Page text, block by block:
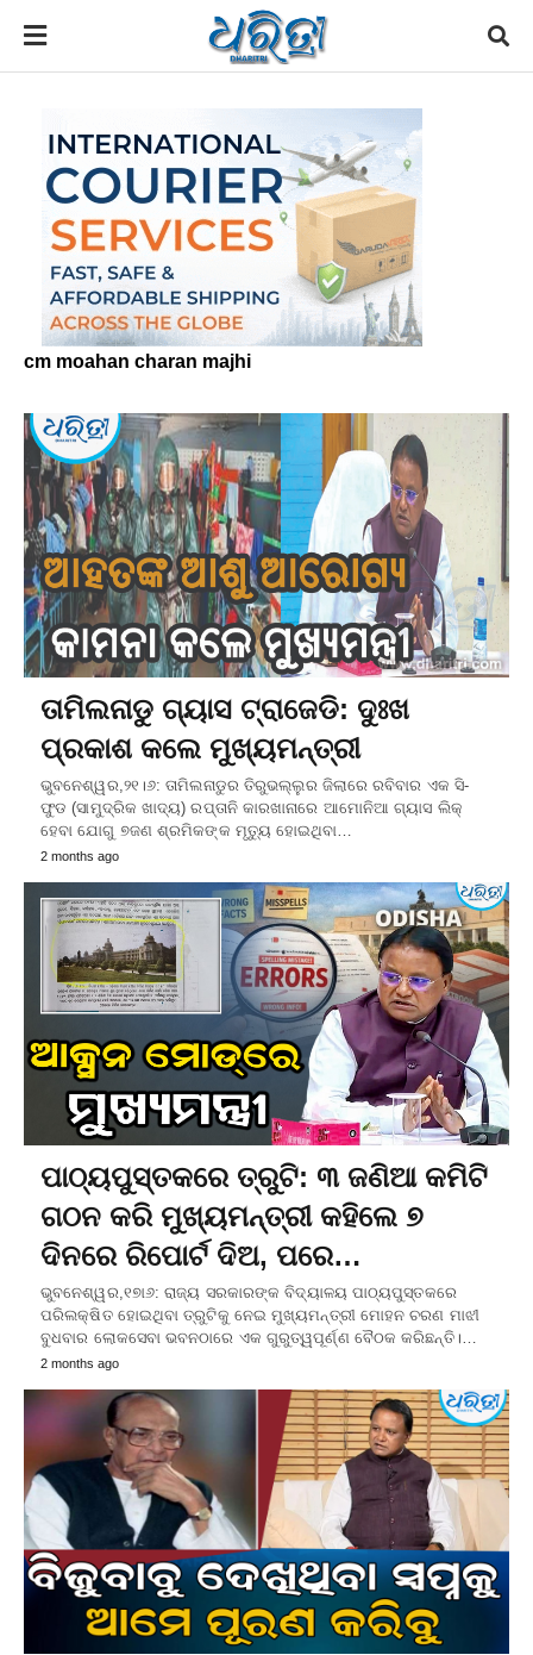
cm moahan charan majhi
ତାମିଲନାଡୁ ଗ୍ୟାସ ଟ୍ରାଜେଡି: ଦୁଃଖ
ପ୍ରକାଶ କଲେ ମୁଖ୍ୟମନ୍ତ୍ରୀ
ଭୁବନେଶ୍ୱର,୨୧।୬: ତାମିଲନାଡୁର ତିରୁଭଲ୍ଲୁର ଜିଲାରେ ରବିବାର ଏକ ସି-
ଫୁଡ (ସାମୁଦ୍ରିକ ଖାଦ୍ୟ) ରପ୍ତାନି କାରଖାନାରେ ଆମୋନିଆ ଗ୍ୟାସ ଲିକ୍‌
ହେବା ଯୋଗୁ ୭ଜଣ ଶ୍ରମିକଙ୍କ ମୃତ୍ୟୁ ହୋଇଥିବା…
2 months ago
ପାଠ୍ୟପୁସ୍ତକରେ ତ୍ରୁଟି: ୩ ଜଣିଆ କମିଟି
ଗଠନ କରି ମୁଖ୍ୟମନ୍ତ୍ରୀ କହିଲେ ୭
ଦିନରେ ରିପୋର୍ଟ ଦିଅ, ପରେ…
ଭୁବନେଶ୍ୱର,୧୭ା୬: ରାଜ୍ୟ ସରକାରଙ୍କ ବିଦ୍ୟାଳୟ ପାଠ୍ୟପୁସ୍ତକରେ
ପରିଲକ୍ଷିତ ହୋଇଥିବା ତ୍ରୁଟିକୁ ନେଇ ମୁଖ୍ୟମନ୍ତ୍ରୀ ମୋହନ ଚରଣ ମାଝୀ
ବୁଧବାର ଲୋକସେବା ଭବନଠାରେ ଏକ ଗୁରୁତ୍ୱପୂର୍ଣ୍ଣ ବୈଠକ କରିଛନ୍ତି।…
2 months ago